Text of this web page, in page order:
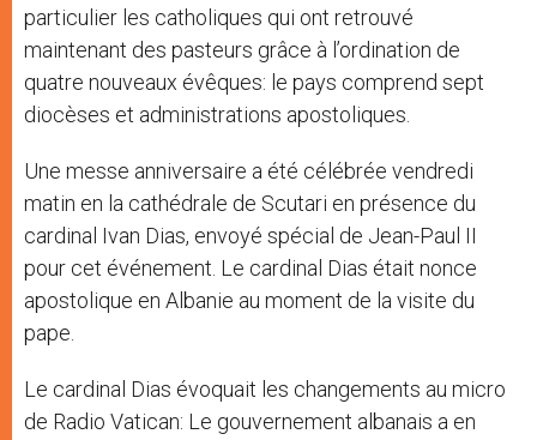
particulier les catholiques qui ont retrouvé
maintenant des pasteurs grâce à l’ordination de
quatre nouveaux évêques: le pays comprend sept
diocèses et administrations apostoliques.
Une messe anniversaire a été célébrée vendredi
matin en la cathédrale de Scutari en présence du
cardinal Ivan Dias, envoyé spécial de Jean-Paul II
pour cet événement. Le cardinal Dias était nonce
apostolique en Albanie au moment de la visite du
pape.
Le cardinal Dias évoquait les changements au micro
de Radio Vatican: Le gouvernement albanais a en